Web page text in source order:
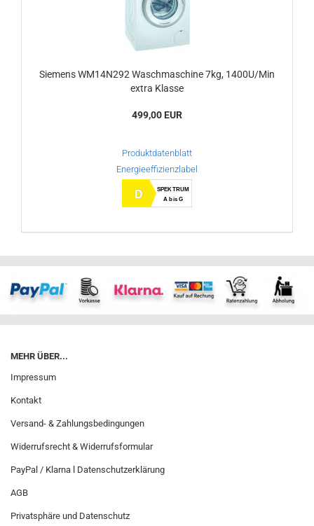
Siemens WM14N292 Waschmaschine 7kg, 1400U/Min
extra Klasse
499,00 EUR
Produktdatenblatt
Energieeffizienzlabel
D
SPEKTRUM
A bis G
MEHR ÜBER...
Impressum
Kontakt
Versand- & Zahlungsbedingungen
Widerrufsrecht & Widerrufsformular
PayPal / Klarna l Datenschutzerklärung
AGB
Privatsphäre und Datenschutz